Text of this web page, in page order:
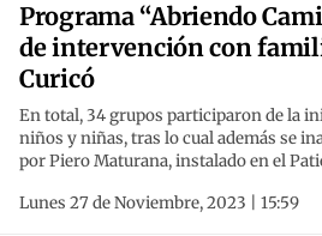
Programa “Abriendo
de intervención con
Curicó
En total, 34 grupos participaron de la
niños y niñas, tras lo cual además se
por Piero Maturana, instalado en el
Lunes 27 de Noviembre, 2023 | 15:59